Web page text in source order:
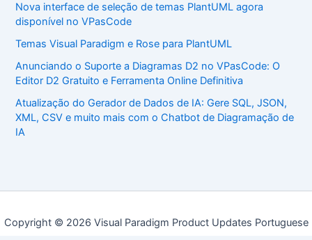
Nova interface de seleção de temas PlantUML agora
disponível no VPasCode
Temas Visual Paradigm e Rose para PlantUML
Anunciando o Suporte a Diagramas D2 no VPasCode: O
Editor D2 Gratuito e Ferramenta Online Definitiva
Atualização do Gerador de Dados de IA: Gere SQL, JSON,
XML, CSV e muito mais com o Chatbot de Diagramação de
IA
Copyright © 2026 Visual Paradigm Product Updates Portuguese